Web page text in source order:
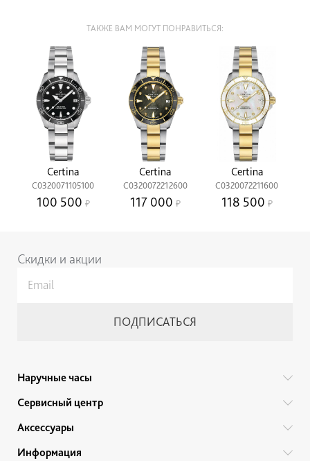
ТАКЖЕ ВАМ МОГУТ ПОНРАВИТЬСЯ:
Certina
C0320071105100
100 500
Certina
C0320072212600
117 000
Certina
C0320072211600
118 500
Скидки и акции
Наручные часы
Все бренды
Женские часы
Детские часы
Сервисный центр
Гарантийный ремонт
Аксессуары
Ручки
Информация